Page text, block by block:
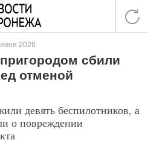
2026
сбили
отменой
девять беспилотников, а
о повреждении